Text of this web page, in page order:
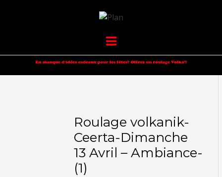
VOLKANIK-
ENDURANCE
Menu
Roulage volkanik-
Ceerta-Dimanche
13 Avril – Ambiance-
(1)